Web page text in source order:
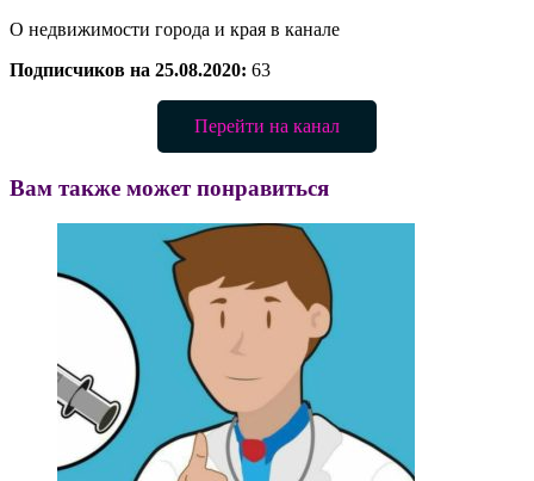
О недвижимости города и края в канале
Подписчиков на 25.08.2020: 63
Перейти на канал
Вам также может понравиться